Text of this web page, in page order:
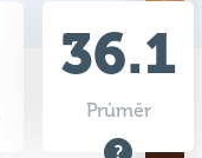
36.1
Průměr